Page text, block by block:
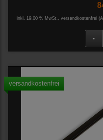
inkl. 19,00 % MwSt., versandkostenfrei
versandkostenfrei